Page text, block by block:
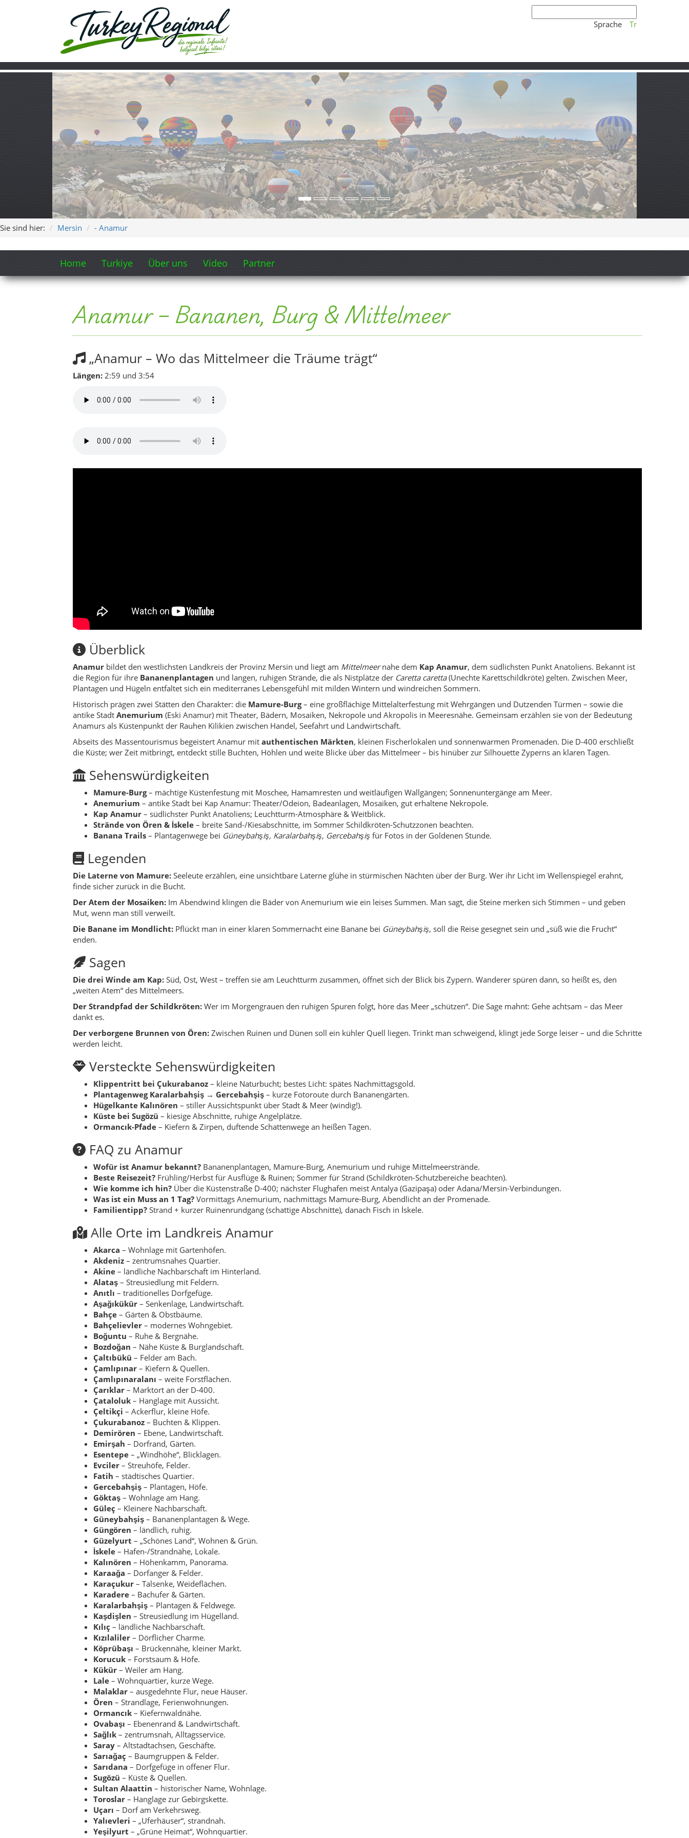
Sprache Tr
Mersin - Anamur
Home Turkiye Über uns Video
Anamur – Bananen, Burg & Mittelmeer
„Anamur – Wo das Mittelmeer die Träume trägt“
Längen:2:59 und 3:54
die Küste; wer Zeit mitbringt, entdeckt stille Buchten, Höhlen und weite Blicke über das Mittelmeer – bis hinüber zur Silhouette Zyperns an klaren Tagen.
Sehenswürdigkeiten
Mamure-Burg
Anemurium– antike Stadt bei Kap Anamur: Theater/Odeion, Badeanlagen, Mosaiken, gut erhaltene Nekropole.
Kap Anamur – südlichster Punkt Anatoliens; Leuchtturm-Atmosphäre & Weitblick.
Strände von Ören & İskele– breite Sand-/Kiesabschnitte, im Sommer Schildkröten-Schutzzonen beachten.
Banana Trails– Plantagenwege beiGüneybahşiş, Karalarbahşiş, Gercebahşişfür Fotos in der Goldenen Stunde.
Legenden
Die Laterne von Mamure:Seeleute erzählen, eine unsichtbare Laterne glühe in stürmischen Nächten über der Burg. Wer ihr Licht im Wellenspiegel erahnt,
finde sicher zurück in die Bucht.
Der Atem der Mosaiken:Im Abendwind klingen die Bäder von Anemurium wie ein leises Summen. Man sagt, die Steine merken sich Stimmen – und geben
Mut, wenn man still verweilt.
Die Banane im Mondlicht:Pflückt man in einer klaren Sommernacht eine Banane bei
enden.
Sagen
Die drei Winde am Kap:Süd, Ost, West – treffen sie am Leuchtturm zusammen, öffnet sich der Blick bis Zypern. Wanderer spüren dann, so heißt es, den
„weiten Atem“ des Mittelmeers.
Der Strandpfad der Schildkröten:
dankt es.
Der verborgene Brunnen von Ören:
werden leicht.
Versteckte Sehenswürdigkeiten
Klippentritt bei Çukurabanoz
– kleine Naturbucht; bestes Licht: spätes Nachmittagsgold.
Hügelkante Kalınören
Küste bei Sugözü
Ormancık-Pfade– Kiefern & Zirpen, duftende Schattenwege an heißen Tagen.
FAQ zu Anamur
Wofür ist Anamur bekannt?
Beste Reisezeit?Frühling/Herbst für Ausflüge & Ruinen; Sommer für Strand (Schildkröten-Schutzbereiche beachten).
Wie komme ich hin?
Familientipp?Strand + kurzer Ruinenrundgang (schattige Abschnitte), danach Fisch in İskele.
Alle Orte im Landkreis Anamur
Akarca– Wohnlage mit Gartenhöfen.
Akdeniz– zentrumsnahes Quartier.
Akine– ländliche Nachbarschaft im Hinterland.
Anıtlı – traditionelles Dorfgefüge.
Aşağıkükür – Senkenlage, Landwirtschaft.
Bahçe– Gärten & Obstbäume.
Bahçelievler– modernes Wohngebiet.
Boğuntu– Ruhe & Bergnähe.
Bozdoğan– Nähe Küste & Burglandschaft.
Çaltıbükü– Felder am Bach.
Çamlıpınaralanı– weite Forstflächen.
Çataloluk– Hanglage mit Aussicht.
Çeltikçi– Ackerflur, kleine Höfe.
Çukurabanoz– Buchten & Klippen.
Demirören– Ebene, Landwirtschaft.
Emirşah– Dorfrand, Gärten.
Esentepe– „Windhöhe“, Blicklagen.
Evciler– Streuhöfe, Felder.
Fatih– städtisches Quartier.
Gercebahşiş– Plantagen, Höfe.
Göktaş– Wohnlage am Hang.
Güleç– Kleinere Nachbarschaft.
Güneybahşiş – Bananenplantagen & Wege.
Güngören– ländlich, ruhig.
Güzelyurt – „Schönes Land“, Wohnen & Grün.
İskele– Hafen-/Strandnähe, Lokale.
Kalınören – Höhenkamm, Panorama.
Karaağa– Dorfanger & Felder.
Karaçukur– Talsenke, Weideflächen.
Karadere– Bachufer & Gärten.
Karalarbahşiş– Plantagen & Feldwege.
Kaşdişlen– Streusiedlung im Hügelland.
Kılıç– ländliche Nachbarschaft.
Kızılaliler– Dörflicher Charme.
Köprübaşı– Brückennähe, kleiner Markt.
Korucuk– Forstsaum & Höfe.
Kükür– Weiler am Hang.
Lale– Wohnquartier, kurze Wege.
Malaklar – ausgedehnte Flur, neue Häuser.
Ören– Strandlage, Ferienwohnungen.
Ormancık – Kiefernwaldnähe.
Ovabaşı – Ebenenrand & Landwirtschaft.
Sağlık– zentrumsnah, Alltagsservice.
Saray– Altstadtachsen, Geschäfte.
Sarıağaç– Baumgruppen & Felder.
Sarıdana– Dorfgefüge in offener Flur.
Sugözü– Küste & Quellen.
Sultan Alaattin – historischer Name, Wohnlage.
Toroslar– Hanglage zur Gebirgskette.
Uçarı– Dorf am Verkehrsweg.
Yalıevleri– „Uferhäuser“, strandnah.
Yeşilyurt– „Grüne Heimat“, Wohnquartier.
Yıldırımbeyazıt– städtisch, kompakt.